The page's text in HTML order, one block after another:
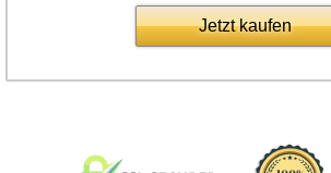
Jetzt kaufen